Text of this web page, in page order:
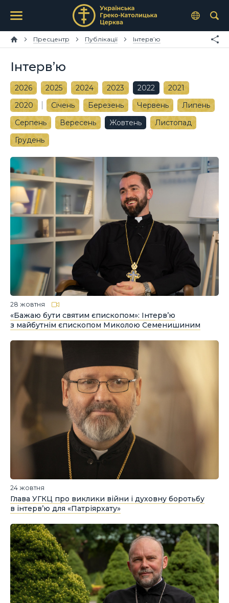
Пресцентр Публікації Інтерв’ю
Інтерв’ю
2026 2025 2024 2023 2022
2021
2020
Січень Березень Червень
Липень
Серпень
Вересень Жовтень
Листопад
Грудень
28 жовтня
«Бажаю бути святим єпископом»: Інтерв’ю
з майбутнім єпископом Миколою Семенишиним
24 жовтня
Глава УГКЦ про виклики війни і духовну боротьбу
в інтерв’ю для «Патріярхату»